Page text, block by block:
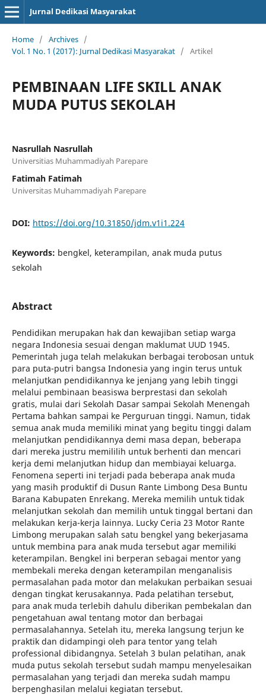
Jurnal Dedikasi Masyarakat
Home / Archives /
Vol. 1 No. 1 (2017): Jurnal Dedikasi Masyarakat / Artikel
PEMBINAAN LIFE SKILL ANAK
MUDA PUTUS SEKOLAH
Nasrullah Nasrullah
Universitias Muhammadiyah Parepare
Fatimah Fatimah
Universitas Muhammadiyah Parepare
DOI: https://doi.org/10.31850/jdm.v1i1.224
Keywords: bengkel, keterampilan, anak muda putus
sekolah
Abstract
Pendidikan merupakan hak dan kewajiban setiap warga
negara Indonesia sesuai dengan maklumat UUD 1945.
Pemerintah juga telah melakukan berbagai terobosan untuk
para puta-putri bangsa Indonesia yang ingin terus untuk
melanjutkan pendidikannya ke jenjang yang lebih tinggi
melalui pembinaan beasiswa berprestasi dan sekolah
gratis, mulai dari Sekolah Dasar sampai Sekolah Menengah
Pertama bahkan sampai ke Perguruan tinggi. Namun, tidak
semua anak muda memiliki minat yang begitu tinggi dalam
melanjutkan pendidikannya demi masa depan, beberapa
dari mereka justru memililih untuk berhenti dan mencari
kerja demi melanjutkan hidup dan membiayai keluarga.
Fenomena seperti ini terjadi pada beberapa anak muda
yang masih produktif di Dusun Rante Limbong Desa Buntu
Barana Kabupaten Enrekang. Mereka memilih untuk tidak
melanjutkan sekolah dan memilih untuk tinggal bertani dan
melakukan kerja-kerja lainnya. Lucky Ceria 23 Motor Rante
Limbong merupakan salah satu bengkel yang bekerjasama
untuk membina para anak muda tersebut agar memiliki
keterampilan. Bengkel ini berperan sebagai mentor yang
membekali mereka dengan keterampilan menganalisis
permasalahan pada motor dan melakukan perbaikan sesuai
dengan tingkat kerusakannya. Pada pelatihan tersebut,
para anak muda terlebih dahulu diberikan pembekalan dan
pengetahuan awal tentang motor dan berbagai
permasalahannya. Setelah itu, mereka langsung terjun ke
praktik dan didampingi oleh para tentor yang telah
professional dibidangnya. Setelah 3 bulan pelatihan, anak
muda putus sekolah tersebut sudah mampu menyelesaikan
permasalahan yang terjadi dan mereka sudah mampu
berpenghasilan melalui kegiatan tersebut.